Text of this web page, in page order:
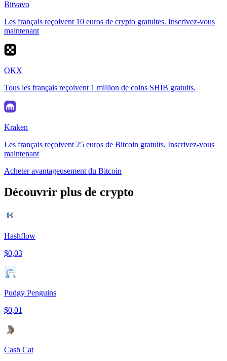
Bitvavo
Les français reçoivent 10 euros de crypto gratuites. Inscrivez-vous
maintenant
OKX
Tous les français reçoivent 1 million de coins SHIB gratuits.
Kraken
Les français reçoivent 25 euros de Bitcoin gratuits. Inscrivez-vous
maintenant
Acheter avantageusement du Bitcoin
Découvrir plus de crypto
Hashflow
$0,03
Pudgy Penguins
$0,01
Cash Cat